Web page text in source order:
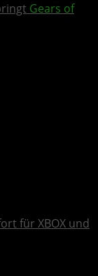
Gears of
für XBOX und